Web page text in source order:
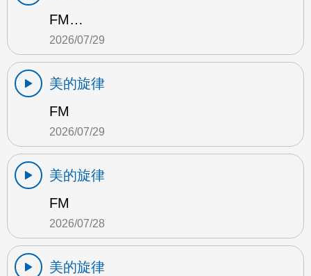
FM…
2026/07/29
美的旋律
FM
2026/07/29
美的旋律
FM
2026/07/28
美的旋律